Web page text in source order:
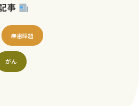
事
疾患課題
がん